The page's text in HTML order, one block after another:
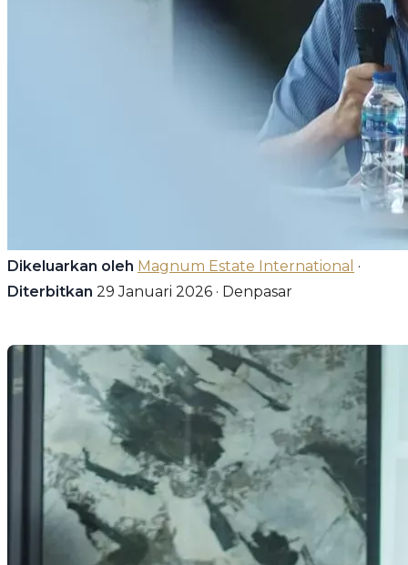
Dikeluarkan oleh Magnum Estate International ·
Diterbitkan 29 Januari 2026 · Denpasar